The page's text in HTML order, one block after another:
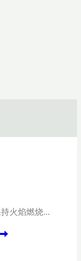
火焰燃烧…